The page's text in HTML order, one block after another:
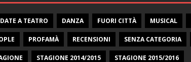
A TEATRO DANZA FUORI CITTÀ MUSICAL
PROFAMÀ RECENSIONI SENZA CATEGORIA
STAGIONE 2014/2015 STAGIONE 2015/2016